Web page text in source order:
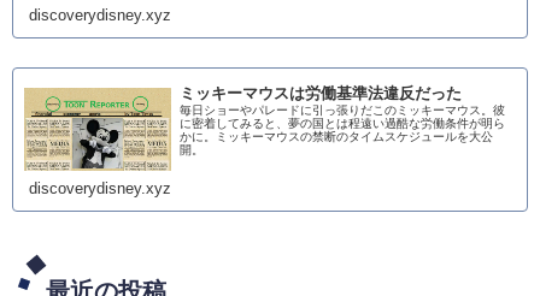
discoverydisney.xyz
ミッキーマウスは労働基準法違反だった
毎日ショーやパレードに引っ張りだこのミッキーマウス。彼
に密着してみると、夢の国とは程遠い過酷な労働条件が明ら
かに。ミッキーマウスの禁断のタイムスケジュールを大公
開。
discoverydisney.xyz